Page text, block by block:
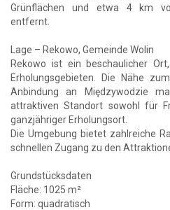
Grünflächen und etwa 4 km
entfernt.
Lage – Rekowo, Gemeinde Wolin
Rekowo ist ein beschaulicher
Erholungsgebieten. Die Nähe
Anbindung an Międzywodzie
attraktiven Standort sowohl für
ganzjähriger Erholungsort.
Die Umgebung bietet zahlreiche
schnellen Zugang zu den
Grundstücksdaten
Fläche: 1025 m²
Form: quadratisch